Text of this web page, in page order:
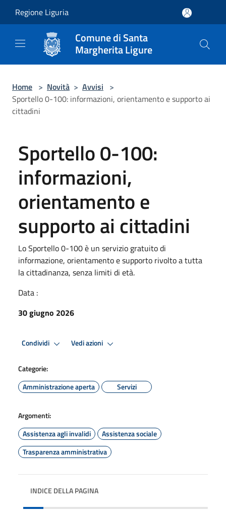
Regione Liguria
Comune di Santa
Margherita Ligure
Home > Novità > Avvisi >
Sportello 0-100: informazioni, orientamento e supporto ai
cittadini
Sportello 0-100:
informazioni,
orientamento e
supporto ai cittadini
Lo Sportello 0-100 è un servizio gratuito di
informazione, orientamento e supporto rivolto a tutta
la cittadinanza, senza limiti di età.
Data :
30 giugno 2026
Condividi Vedi azioni
Categorie:
Amministrazione aperta
Servizi
Argomenti:
Assistenza agli invalidi
Assistenza sociale
Trasparenza amministrativa
INDICE DELLA PAGINA